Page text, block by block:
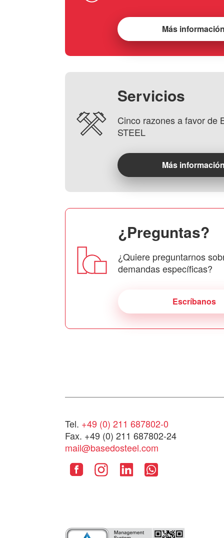
Más
Servicios
Cinco razones a favor de
STEEL
Más
¿Preguntas?
¿Quiere preguntarnos
demandas específicas?
Escríbanos
Tel. +49 (0) 211 687802-0
Fax. +49 (0) 211 687802-24
mail@basedosteel.com